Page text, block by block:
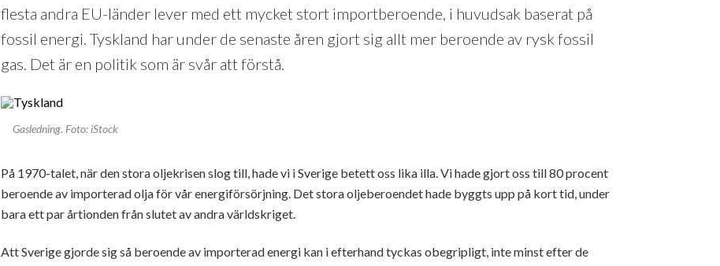
flesta andra EU-länder lever med ett mycket stort importberoende, i huvudsak baserat på
fossil energi. Tyskland har under de senaste åren gjort sig allt mer beroende av rysk fossil
gas. Det är en politik som är svår att förstå.
Gasledning. Foto: iStock
På 1970-talet, när den stora oljekrisen slog till, hade vi i Sverige betett oss lika illa. Vi hade gjort oss till 80 procent
beroende av importerad olja för vår energiförsörjning. Det stora oljeberoendet hade byggts upp på kort tid, under
bara ett par årtionden från slutet av andra världskriget.
Att Sverige gjorde sig så beroende av importerad energi kan i efterhand tyckas obegripligt, inte minst efter de